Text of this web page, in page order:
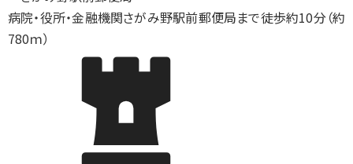
病院・役所・金融機関さがみ野駅前郵便局まで徒歩約10分（約
780ｍ）